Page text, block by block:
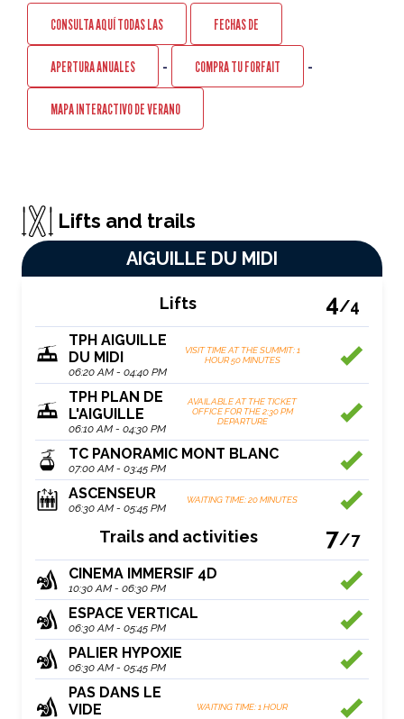
CONSULTA AQUÍ TODAS LAS FECHAS DE
APERTURA ANUALES - COMPRA TU FORFAIT -
MAPA INTERACTIVO DE VERANO